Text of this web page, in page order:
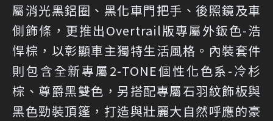
屬消光黑鋁圈、黑化車門把手、後照鏡及車
側飾條，更推出Overtrail版專屬外鈑色-浩
悍棕，以彰顯車主獨特生活風格。內裝套件
則包含全新專屬2-TONE個性化色系-冷杉
棕、尊爵黑雙色，另搭配專屬石羽紋飾板與
黑色勁裝頂篷，打造與壯麗大自然呼應的豪